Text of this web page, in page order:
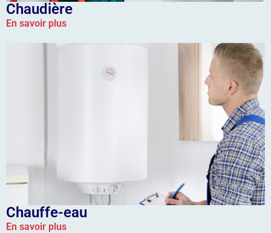
Chaudière
En savoir plus
Chauffe-eau
En savoir plus